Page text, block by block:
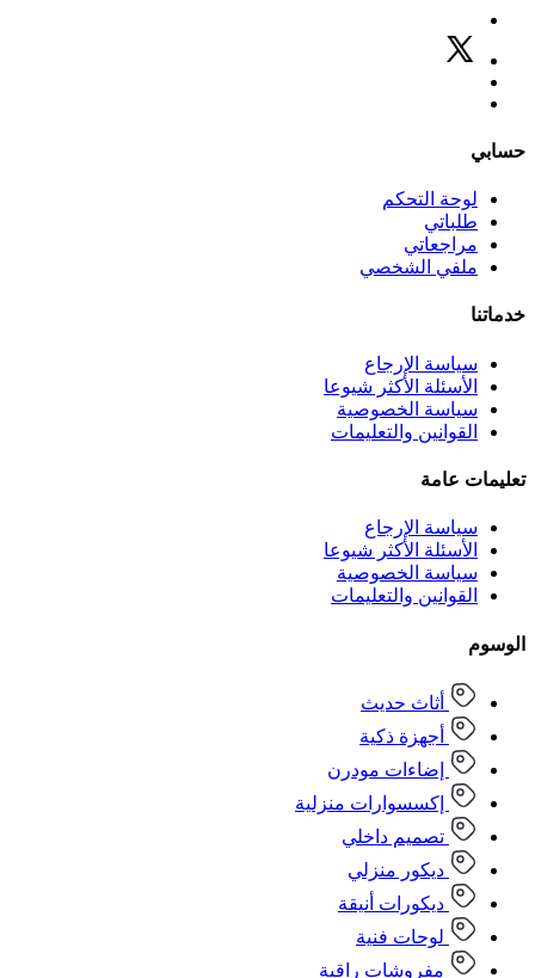
حسابي
لوحة التحكم
طلباتي
مراجعاتي
ملفي الشخصي
خدماتنا
سياسة الإرجاع
الأسئلة الأكثر شيوعا
سياسة الخصوصية
القوانين والتعليمات
تعليمات عامة
سياسة الإرجاع
الأسئلة الأكثر شيوعا
سياسة الخصوصية
القوانين والتعليمات
الوسوم
أثاث حديث
أجهزة ذكية
إضاءات مودرن
إكسسوارات منزلية
تصميم داخلي
ديكور منزلي
ديكورات أنيقة
لوحات فنية
مفروشات راقية